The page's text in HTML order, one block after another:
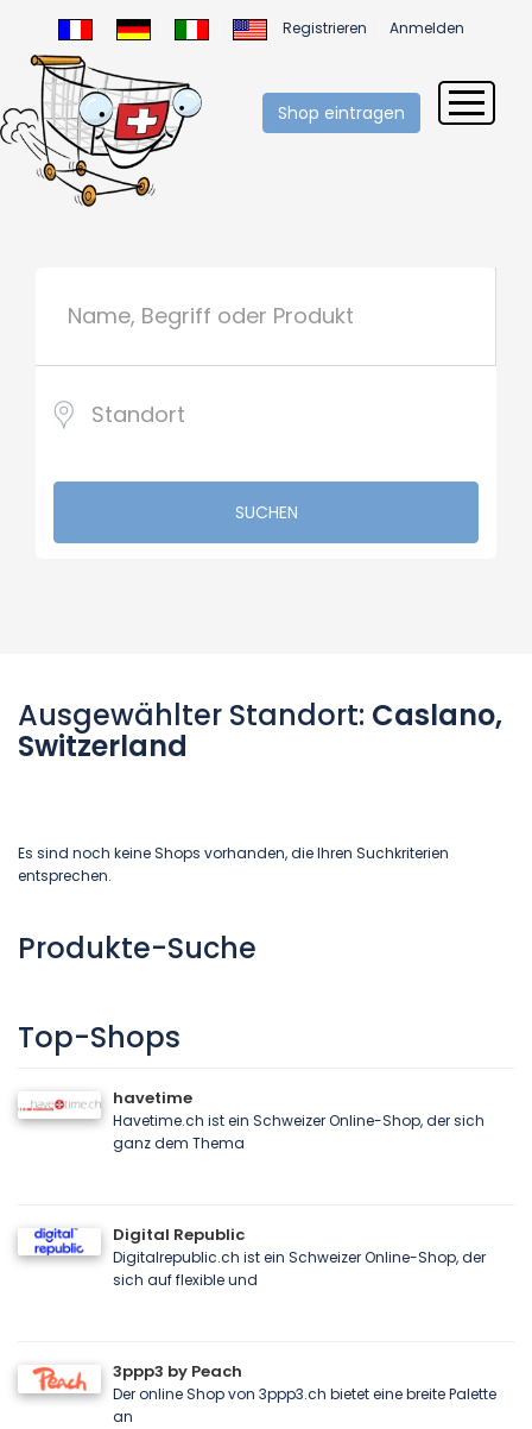
Registrieren Anmelden
Shop eintragen
SUCHEN
Ausgewählter Standort: Caslano,
Switzerland
Es sind noch keine Shops vorhanden, die Ihren Suchkriterien
entsprechen.
Produkte-Suche
Top-Shops
havetime
Havetime.ch ist ein Schweizer Online-Shop, der sich
ganz dem Thema
Digital Republic
Digitalrepublic.ch ist ein Schweizer Online-Shop, der
sich auf flexible und
3ppp3 by Peach
Der online Shop von 3ppp3.ch bietet eine breite Palette
an